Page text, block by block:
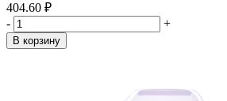
404.60 ₽
-
+
В корзину